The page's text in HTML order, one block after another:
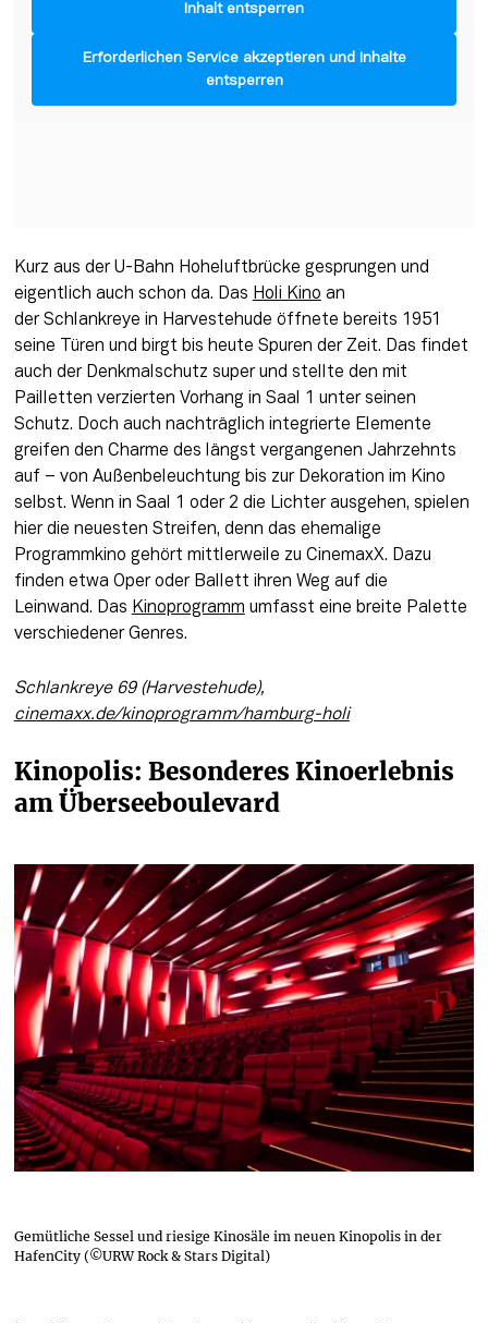
Inhalt entsperren
Erforderlichen Service akzeptieren und Inhalte
entsperren
Kurz aus der U-Bahn Hoheluftbrücke gesprungen und
eigentlich auch schon da. Das Holi Kino an
der Schlankreye in Harvestehude öffnete bereits 1951
seine Türen und birgt bis heute Spuren der Zeit. Das findet
auch der Denkmalschutz super und stellte den mit
Pailletten verzierten Vorhang in Saal 1 unter seinen
Schutz. Doch auch nachträglich integrierte Elemente
greifen den Charme des längst vergangenen Jahrzehnts
auf – von Außenbeleuchtung bis zur Dekoration im Kino
selbst. Wenn in Saal 1 oder 2 die Lichter ausgehen, spielen
hier die neuesten Streifen, denn das ehemalige
Programmkino gehört mittlerweile zu CinemaxX. Dazu
finden etwa Oper oder Ballett ihren Weg auf die
Leinwand. Das Kinoprogramm umfasst eine breite Palette
verschiedener Genres.
cinemaxx.de/kinoprogramm/hamburg-holi
Kinopolis: Besonderes Kinoerlebnis
am Überseeboulevard
Gemütliche Sessel und riesige Kinosäle im neuen Kinopolis in der
HafenCity (©URW Rock & Stars Digital)